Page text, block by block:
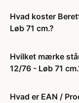
Hvad koster
Løb 71 cm.?
Hvilket mærke
12/76 - Løb 71
Hvad er EAN /